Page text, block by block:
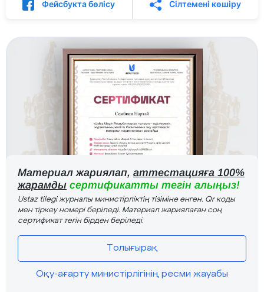
Фейсбукта бөлісу Сілтемені көшіру
Материал жариялап, аттестацияға 100%
жарамды сертификатты тегін алыңыз!
Ustaz tilegi журналы министірліктің тізіміне енген. Qr коды
мен тіркеу номері беріледі. Материал жариялаған соң
сертификат тегін бірден беріледі.
Толығырақ
Оқу-ағарту министірлігінің ресми жауабы